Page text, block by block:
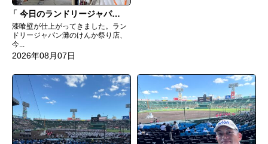
今日のランドリージャパン灘のけんか祭り店
漆喰壁が仕上がってきました。ラン
ドリージャパン灘のけんか祭り店、
今...
2026年08月07日